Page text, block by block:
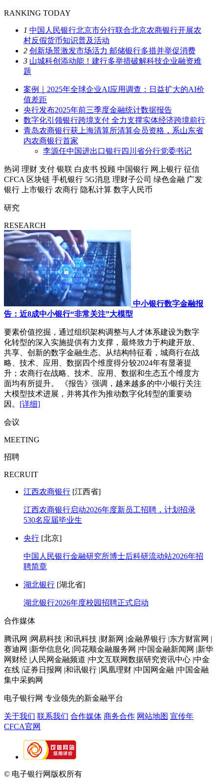
RANKING TODAY
1 中国人民银行北京市分行联合北京农商银行开展农
村反假货币知识普及活动
2 创新场景激发市场活力 邮储银行多措并举促消费
3 山城科创添动能！建行多举措破解科技企业融资难
题
案例｜2025年全球企业AI应用调查：日益扩大的AI价
值差距
央行发布2025年前三季度金融统计数据报告
数字化引领银行跨境支付 全力支撑实体经济跨境前行
青岛农商银行获上海清算所清算会员资格，系山东省
内农商银行首家
李源任中国进出口银行四川省分行党委书记
热词 理财 支付 银联 白皮书 投顾 中国银行 网上银行 征信
CFCA 区块链 手机银行 5G消息 理财子公司 绿色金融 广发
银行
上市银行 农商行 隐私计算 数字人民币
研究
RESEARCH
中小银行数字金融报
告：近8成中小银行“非常关注”大模型
要素价值挖掘，通过组织架构调整与人才体系建设为数字
化转型的深入实施提供有力支撑，最终致力于构建开放、
共享、创新的数字金融生态。从结构特征看，城商行在战
略、技术、应用、数据四个维度得分较2024年有显著提
升；农商行在战略、技术、应用、数据和生态五个维度方
面均有所提升。 《报告》强调，越来越多的中小银行关注
大模型技术进展，并将其作为推动数字化转型的重要动
因。 [详细]
会议
MEETING
招聘
RECRUIT
江西农商银行 [江西省]
江西农商银行启动2026年度新员工招聘，计划招录
530名应届毕业生
央行 [北京]
中国人民银行金融研究所博士后科研流动站2026年招
聘简章
湖北银行 [湖北省]
湖北银行2026年度校园招聘正式启动
合作媒体
腾讯网 |网易科技 |和讯科技 |财新网 |金融界银行 |东方财富网 |
赛迪网 |新华信息化 |同花顺金融服务网 |中国金融新闻网 |新华
网财经 |人民网金融频道 |中文互联网数据研究资讯中心 |中金
在线 |证券日报网 |和讯银行 |凤凰理财 |中国网金融 |中国金融
集中采购网
电子银行网 专业领先的新金融平台
关于我们 联系我们 合作媒体 商务合作 网站地图 宣传年
CFCA官网
© 电子银行网版权所有